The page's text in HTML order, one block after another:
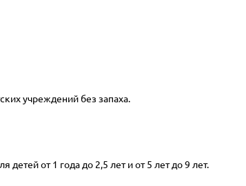
учреждений без запаха.
от 1 года до 2,5 лет и от 5 лет до 9 лет.